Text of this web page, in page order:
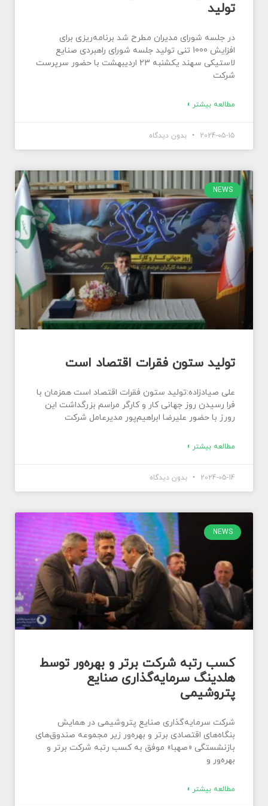
تولید
در جلسه شورای مدیران مطرح شد برنامه‌ریزی برای
افزایش 1000 تنی تولید جلسه شورای راهبردی صنایع
لاستیکی سهند یکشنبه 23 اردیبهشت با حضور سرپرست
شرکت
مطالعه بیشتر »
2024-05-15 بدون دیدگاه
NEWS
تولید ستون فقرات اقتصاد است
علی صیادزاده:تولید ستون فقرات اقتصاد است همزمان با
فرا رسیدن روز جهانی کار و کارگر مراسم بزرگداشت این
رورز با حضور علیرضا ابراهیم‌پور مدیرعامل شرکت
مطالعه بیشتر »
2024-05-14 بدون دیدگاه
NEWS
کسب رتبه شرکت برتر و بهره‌ور توسط
هلدینگ سرمایه‌گذاری صنایع
پتروشیمی
شرکت سرمایه‌گذاری صنایع پتروشیمی در همایش
بنگاه‌های اقتصادی برتر و بهره‌ور زیر مجموعه صندوق‌های
بازنشستگی «صهبا» موفق به کسب رتبه شرکت برتر و
بهره‌ور و
مطالعه بیشتر »